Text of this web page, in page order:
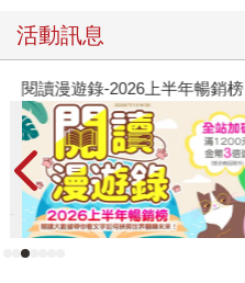
活動訊息
閱讀漫遊錄-2026上半年暢銷榜